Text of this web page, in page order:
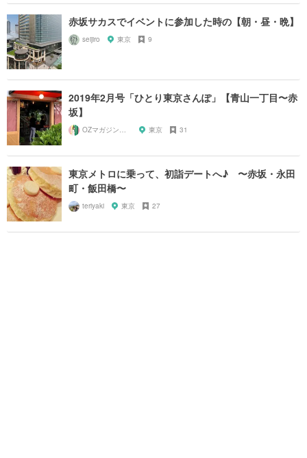
赤坂サカスでイベントに参加した時の【朝・昼・晩】
seijiro 東京 9
2019年2月号「ひとり東京さんぽ」【青山一丁目〜赤
坂】
東京 31
東京メトロに乗って、初詣デートへ♪ 〜赤坂・永田
町・飯田橋〜
teriyaki 東京 27